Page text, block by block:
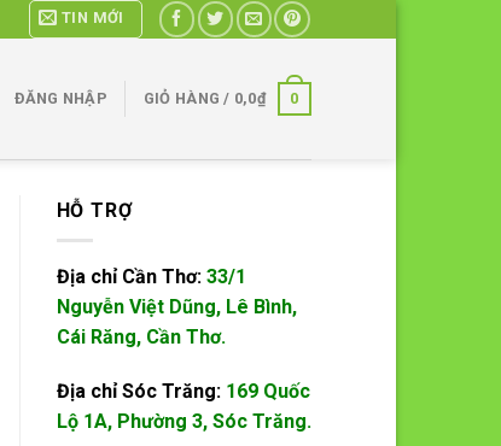
TIN MỚI
ĐĂNG NHẬP GIỎ HÀNG / 0,0₫ 0
HỖ TRỢ
Địa chỉ Cần Thơ: 33/1
Nguyễn Việt Dũng, Lê Bình,
Cái Răng, Cần Thơ.
Địa chỉ Sóc Trăng: 169 Quốc
Lộ 1A, Phường 3, Sóc Trăng.